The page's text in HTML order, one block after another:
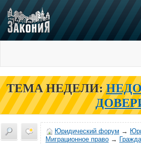
ТЕМА НЕДЕЛИ:
Юридический форум →
Миграционное право →